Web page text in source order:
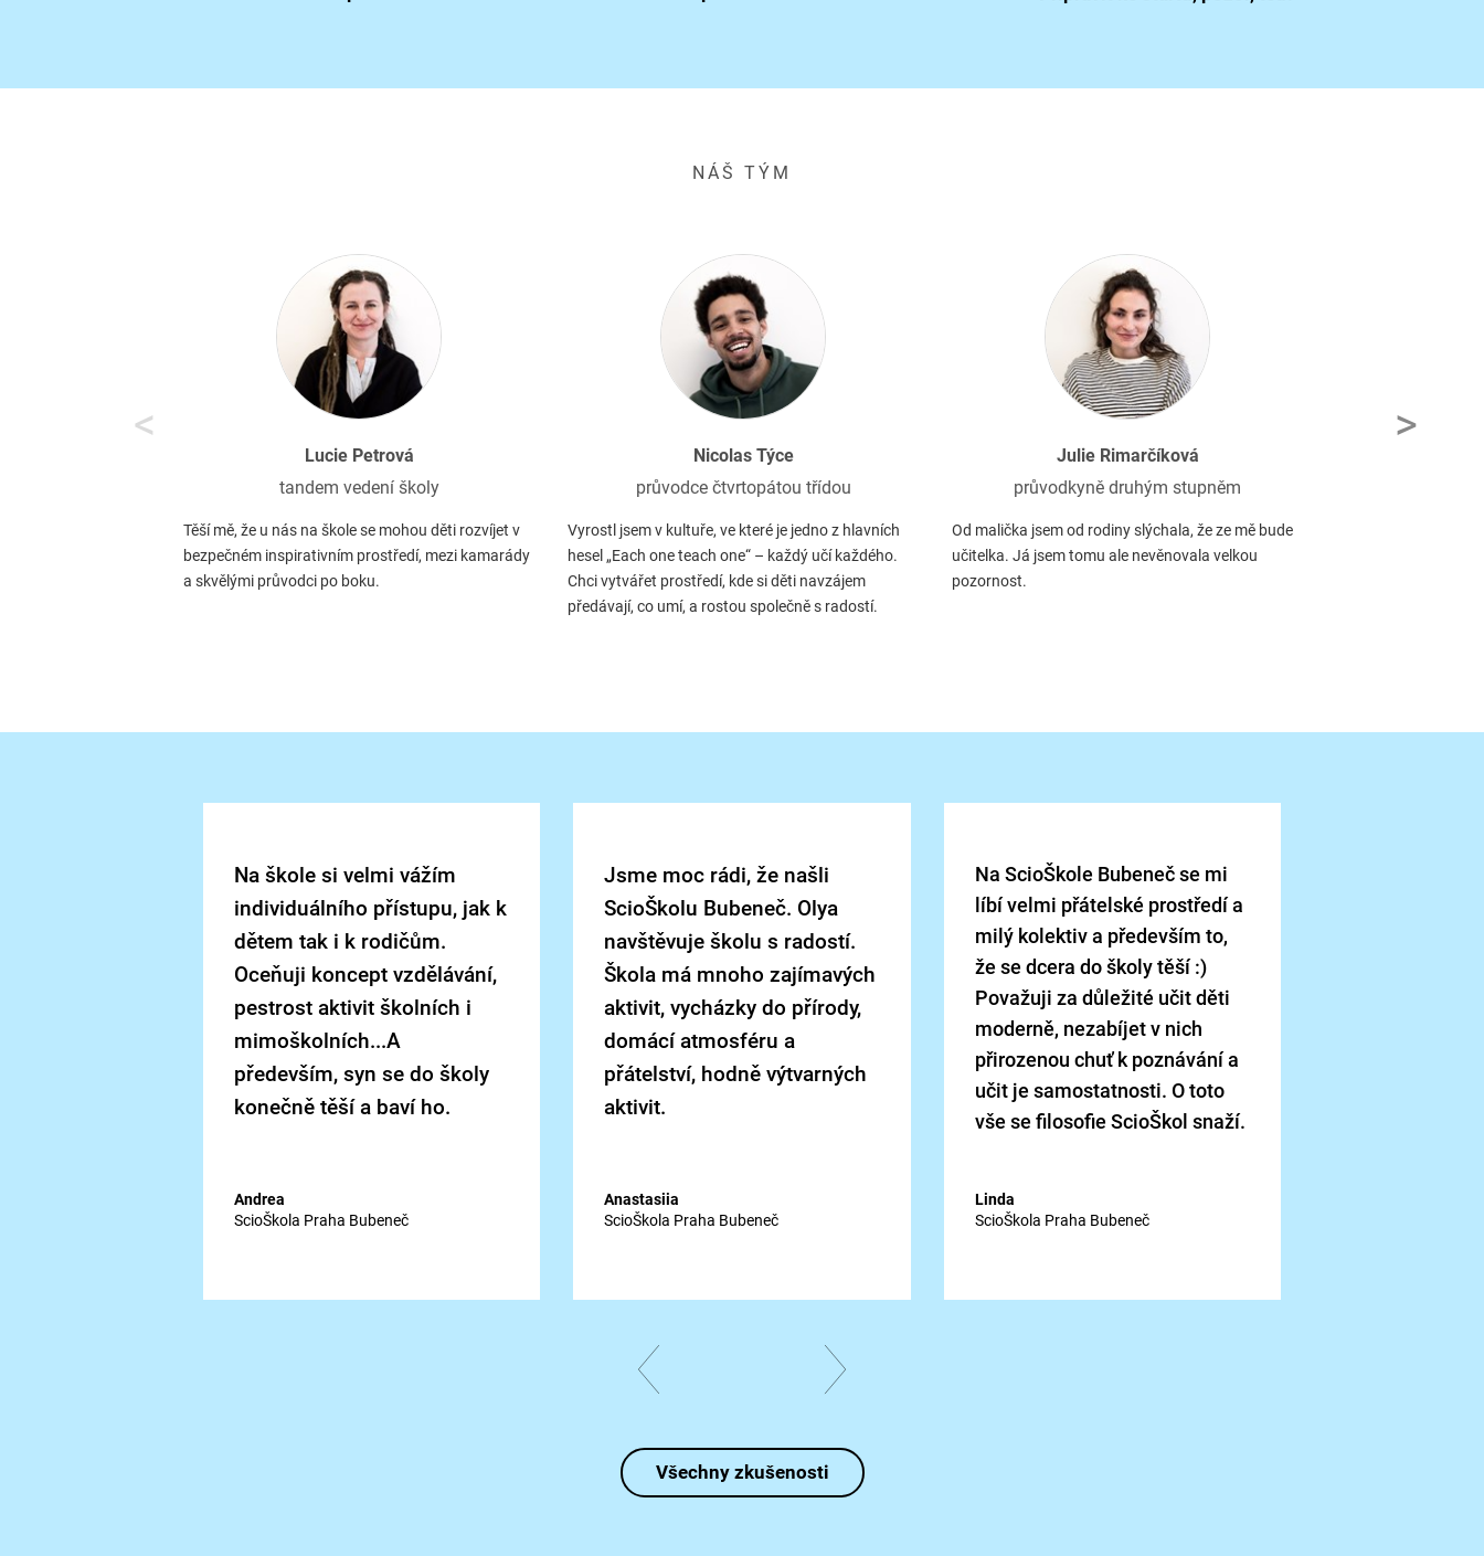
NÁŠ TÝM
<
Lucie Petrová
tandem vedení školy
Těší mě, že u nás na škole se mohou děti rozvíjet v
bezpečném inspirativním prostředí, mezi kamarády
a skvělými průvodci po boku.
Nicolas Týce
průvodce čtvrtopátou třídou
Vyrostl jsem v kultuře, ve které je jedno z hlavních
hesel „Each one teach one“ – každý učí každého.
Chci vytvářet prostředí, kde si děti navzájem
předávají, co umí, a rostou společně s radostí.
Julie Rimarčíková
průvodkyně druhým stupněm
Od malička jsem od rodiny slýchala, že ze mě bude
učitelka. Já jsem tomu ale nevěnovala velkou
pozornost.
>
Na škole si velmi vážím
individuálního přístupu, jak k
dětem tak i k rodičům.
Oceňuji koncept vzdělávání,
pestrost aktivit školních i
mimoškolních...A
především, syn se do školy
konečně těší a baví ho.
Andrea
ScioŠkola Praha Bubeneč
Jsme moc rádi, že našli
ScioŠkolu Bubeneč. Olya
navštěvuje školu s radostí.
Škola má mnoho zajímavých
aktivit, vycházky do přírody,
domácí atmosféru a
přátelství, hodně výtvarných
aktivit.
Anastasiia
ScioŠkola Praha Bubeneč
Na ScioŠkole Bubeneč se mi
líbí velmi přátelské prostředí a
milý kolektiv a především to,
že se dcera do školy těší :)
Považuji za důležité učit děti
moderně, nezabíjet v nich
přirozenou chuť k poznávání a
učit je samostatnosti. O toto
vše se filosofie ScioŠkol snaží.
Linda
ScioŠkola Praha Bubeneč
následující
Všechny zkušenosti